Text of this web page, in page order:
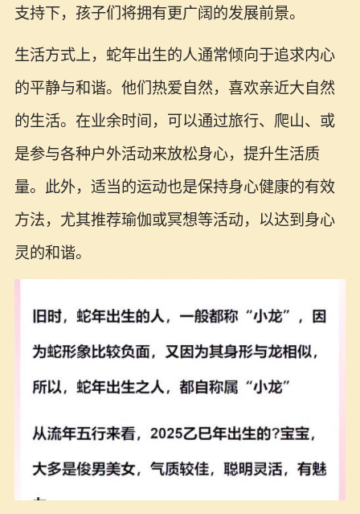
支持下，孩子们将拥有更广阔的发展前景。
生活方式上，蛇年出生的人通常倾向于追求内心
的平静与和谐。他们热爱自然，喜欢亲近大自然
的生活。在业余时间，可以通过旅行、爬山、或
是参与各种户外活动来放松身心，提升生活质
量。此外，适当的运动也是保持身心健康的有效
方法，尤其推荐瑜伽或冥想等活动，以达到身心
灵的和谐。